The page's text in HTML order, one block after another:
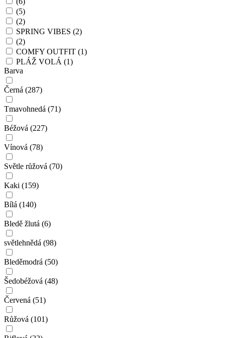
(5)
(2)
SPRING VIBES (2)
(2)
COMFY OUTFIT (1)
PLÁŽ VOLÁ (1)
Barva
Černá (287)
Tmavohnedá (71)
Béžová (227)
Vínová (78)
Světle růžová (70)
Kaki (159)
Bílá (140)
Bledě žlutá (6)
světlehnědá (98)
Bleděmodrá (50)
Šedobéžová (48)
Červená (51)
Růžová (101)